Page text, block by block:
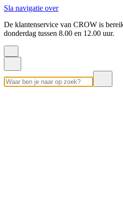
Sla navigatie over
De klantenservice van CROW is
donderdag tussen 8.00 en 12.00 uur.